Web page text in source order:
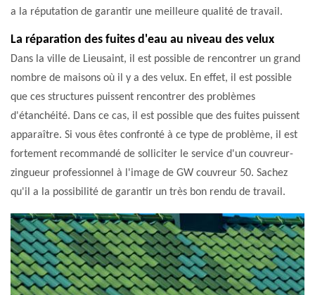
a la réputation de garantir une meilleure qualité de travail.
La réparation des fuites d'eau au niveau des velux
Dans la ville de Lieusaint, il est possible de rencontrer un grand
nombre de maisons où il y a des velux. En effet, il est possible
que ces structures puissent rencontrer des problèmes
d'étanchéité. Dans ce cas, il est possible que des fuites puissent
apparaître. Si vous êtes confronté à ce type de problème, il est
fortement recommandé de solliciter le service d'un couvreur-
zingueur professionnel à l'image de GW couvreur 50. Sachez
qu'il a la possibilité de garantir un très bon rendu de travail.